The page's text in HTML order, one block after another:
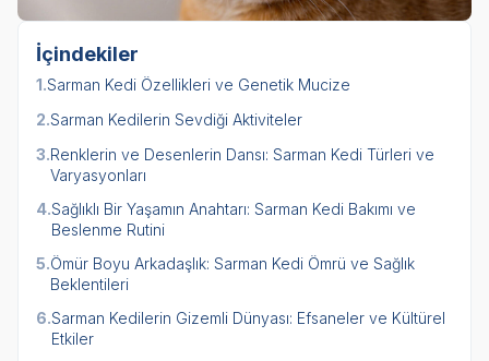
İçindekiler
1.Sarman Kedi Özellikleri ve Genetik Mucize
2.Sarman Kedilerin Sevdiği Aktiviteler
3.Renklerin ve Desenlerin Dansı: Sarman Kedi Türleri ve
Varyasyonları
4.Sağlıklı Bir Yaşamın Anahtarı: Sarman Kedi Bakımı ve
Beslenme Rutini
5.Ömür Boyu Arkadaşlık: Sarman Kedi Ömrü ve Sağlık
Beklentileri
6.Sarman Kedilerin Gizemli Dünyası: Efsaneler ve Kültürel
Etkiler